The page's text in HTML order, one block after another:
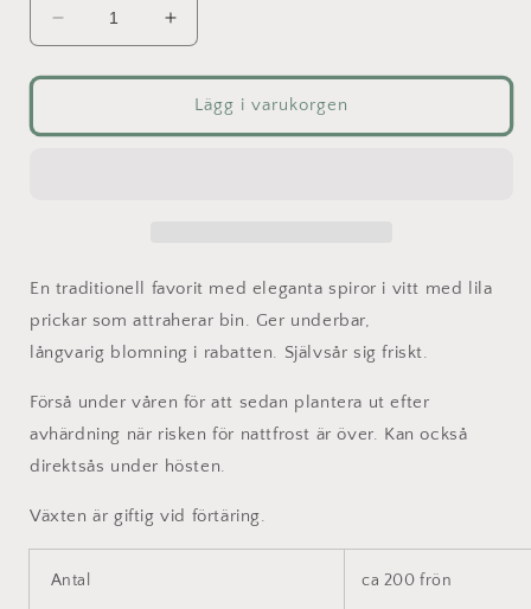
Minska
kvantitet
för
Fingerborgsblomma
-
Öka
kvantitet
för
Fingerborgsblomma
-
Lägg i varukorgen
En traditionell favorit med eleganta spiror i vitt med lila
prickar som attraherar bin. Ger underbar,
långvarig blomning i rabatten. Självsår sig friskt.
Förså under våren för att sedan plantera ut efter
avhärdning när risken för nattfrost är över. Kan också
direktsås under hösten.
Växten är giftig vid förtäring.
Antal ca 200 frön